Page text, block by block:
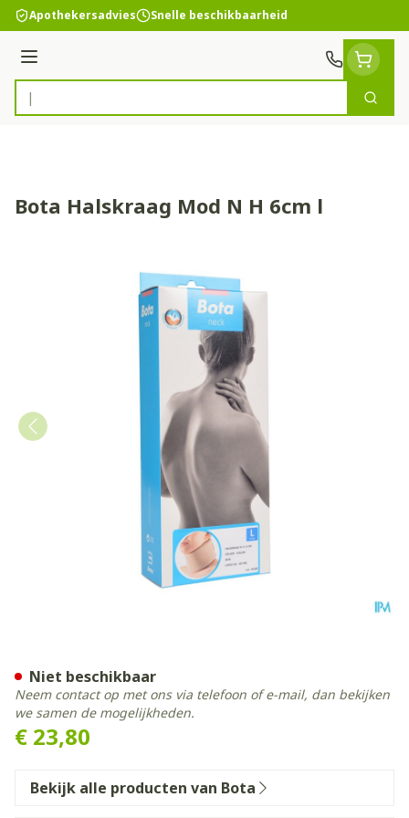
Ga naar de inhoud
Apothekersadvies Snelle beschikbaarheid
Menu
Product, merk, categorie...
Zoek
Bota Halskraag Mod N H 6cm l
€ 23,80
Niet beschikbaar
Neem contact op met ons via telefoon of e-mail, dan bekijken
we samen de mogelijkheden.
Bekijk alle producten van Bota